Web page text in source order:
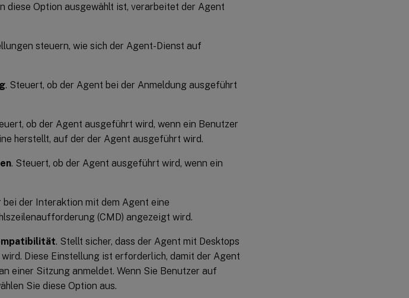
diese Option ausgewählt ist, verarbeitet der Agent
steuern, wie sich der Agent-Dienst auf
. Steuert, ob der Agent bei der Anmeldung ausgeführt
ob der Agent ausgeführt wird, wenn ein Benutzer
herstellt, auf der der Agent ausgeführt wird.
. Steuert, ob der Agent ausgeführt wird, wenn ein
bei der Interaktion mit dem Agent eine
(CMD) angezeigt wird.
. Stellt sicher, dass der Agent mit Desktops
Diese Einstellung ist erforderlich, damit der Agent
einer Sitzung anmeldet. Wenn Sie Benutzer auf
Sie diese Option aus.